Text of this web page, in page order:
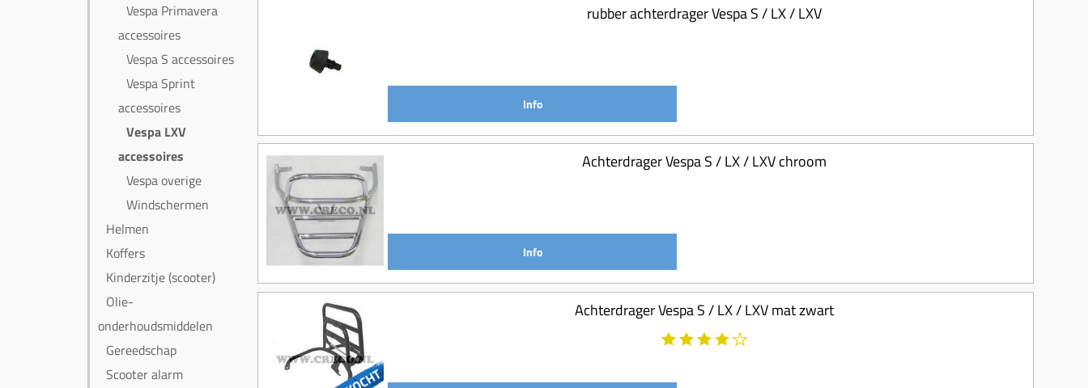
Vespa Primavera
accessoires
Vespa S accessoires
Vespa Sprint
accessoires
Vespa LXV
accessoires
Vespa overige
Windschermen
Helmen
Koffers
Kinderzitje (scooter)
Olie-
onderhoudsmiddelen
Gereedschap
Scooter alarm
rubber achterdrager Vespa S / LX / LXV
Info
Achterdrager Vespa S / LX / LXV chroom
Info
Achterdrager Vespa S / LX / LXV mat zwart